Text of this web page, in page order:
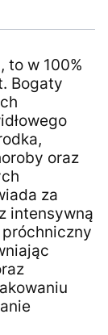
to w 100%
Bogaty
oraz
za
intensywną